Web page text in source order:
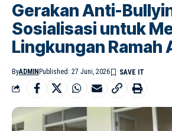
Gerakan Anti-
Sosialisasi untuk
Lingkungan Ramah
ByADMIN Published: 27 Juni, 2026